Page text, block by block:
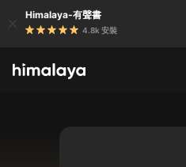
Himalaya-有聲書
4.8k 安裝